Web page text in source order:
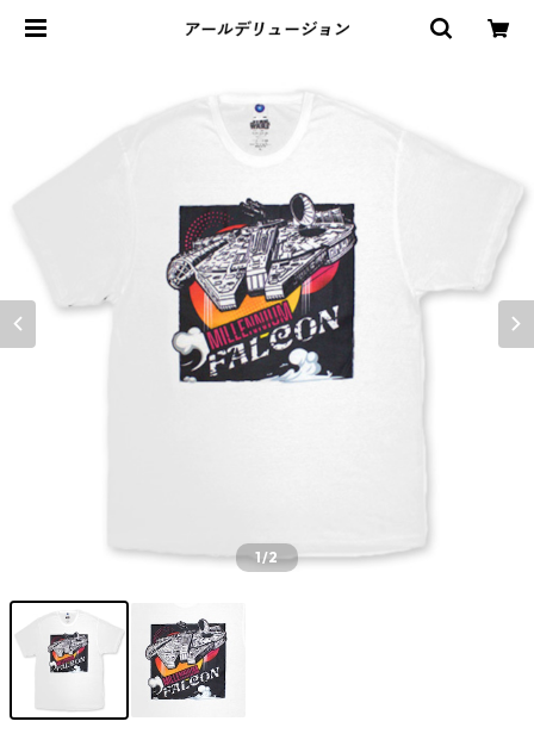
1/2